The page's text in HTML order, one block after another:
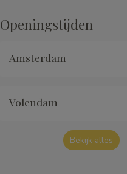
Openingstijden
Amsterdam
Volendam
Bekijk alles